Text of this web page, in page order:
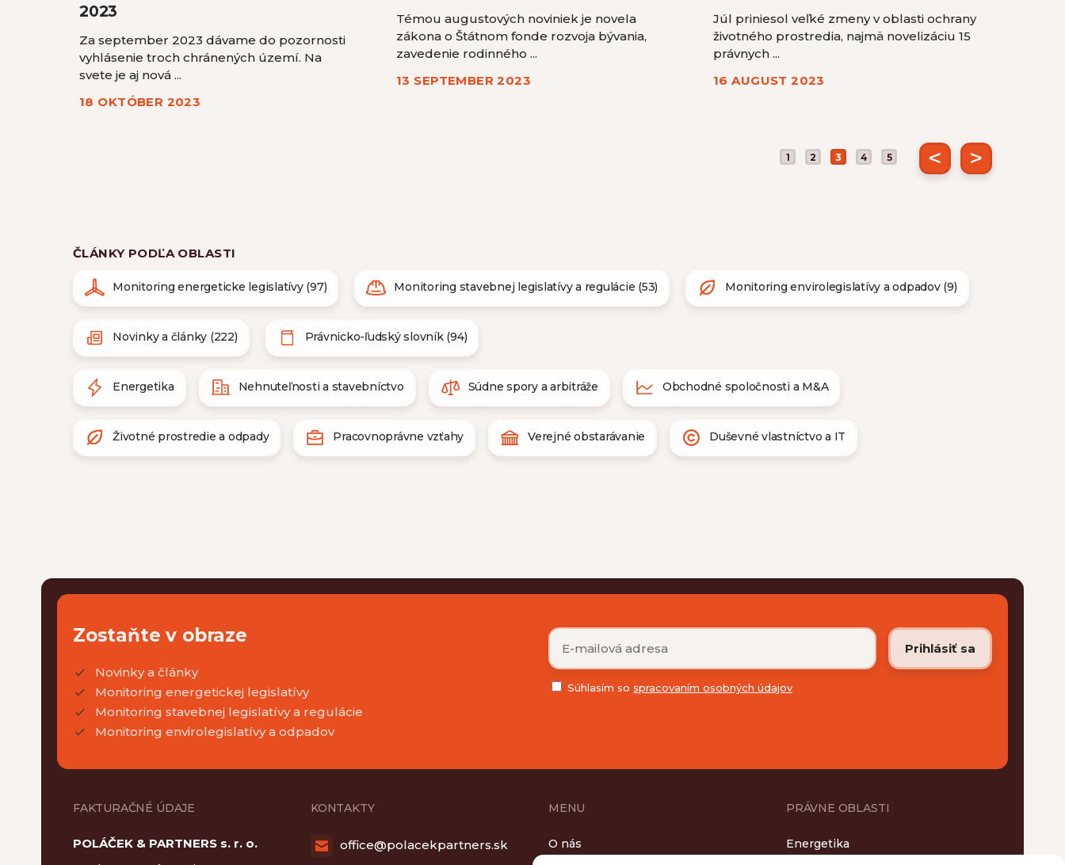
2023
Za september 2023 dávame do pozornosti
vyhlásenie troch chránených území. Na
svete je aj nová ...
18 OKTÓBER 2023
Témou augustových noviniek je novela
zákona o Štátnom fonde rozvoja bývania,
zavedenie rodinného ...
13 SEPTEMBER 2023
Júl priniesol veľké zmeny v oblasti ochrany
životného prostredia, najmä novelizáciu 15
právnych ...
16 AUGUST 2023
>
<
1 2 3 4 5
ČLÁNKY PODĽA OBLASTI
Monitoring energeticke legislatívy (97) Monitoring stavebnej legislatívy a regulácie (53) Monitoring envirolegislatívy a odpadov (9)
Novinky a články (222) Právnicko-ľudský slovník (94)
Energetika Nehnuteľnosti a stavebníctvo Súdne spory a arbitráže Obchodné spoločnosti a M&A
Životné prostredie a odpady Pracovnoprávne vzťahy Verejné obstarávanie Duševné vlastníctvo a IT
Zostaňte v obraze
Novinky a články
Monitoring energetickej legislatívy
Monitoring stavebnej legislatívy a regulácie
Monitoring envirolegislatívy a odpadov
Súhlasím so spracovaním osobných údajov
FAKTURAČNÉ ÚDAJE
POLÁČEK & PARTNERS s. r. o.
KONTAKTY
office@polacekpartners.sk
MENU
O nás
PRÁVNE OBLASTI
Energetika